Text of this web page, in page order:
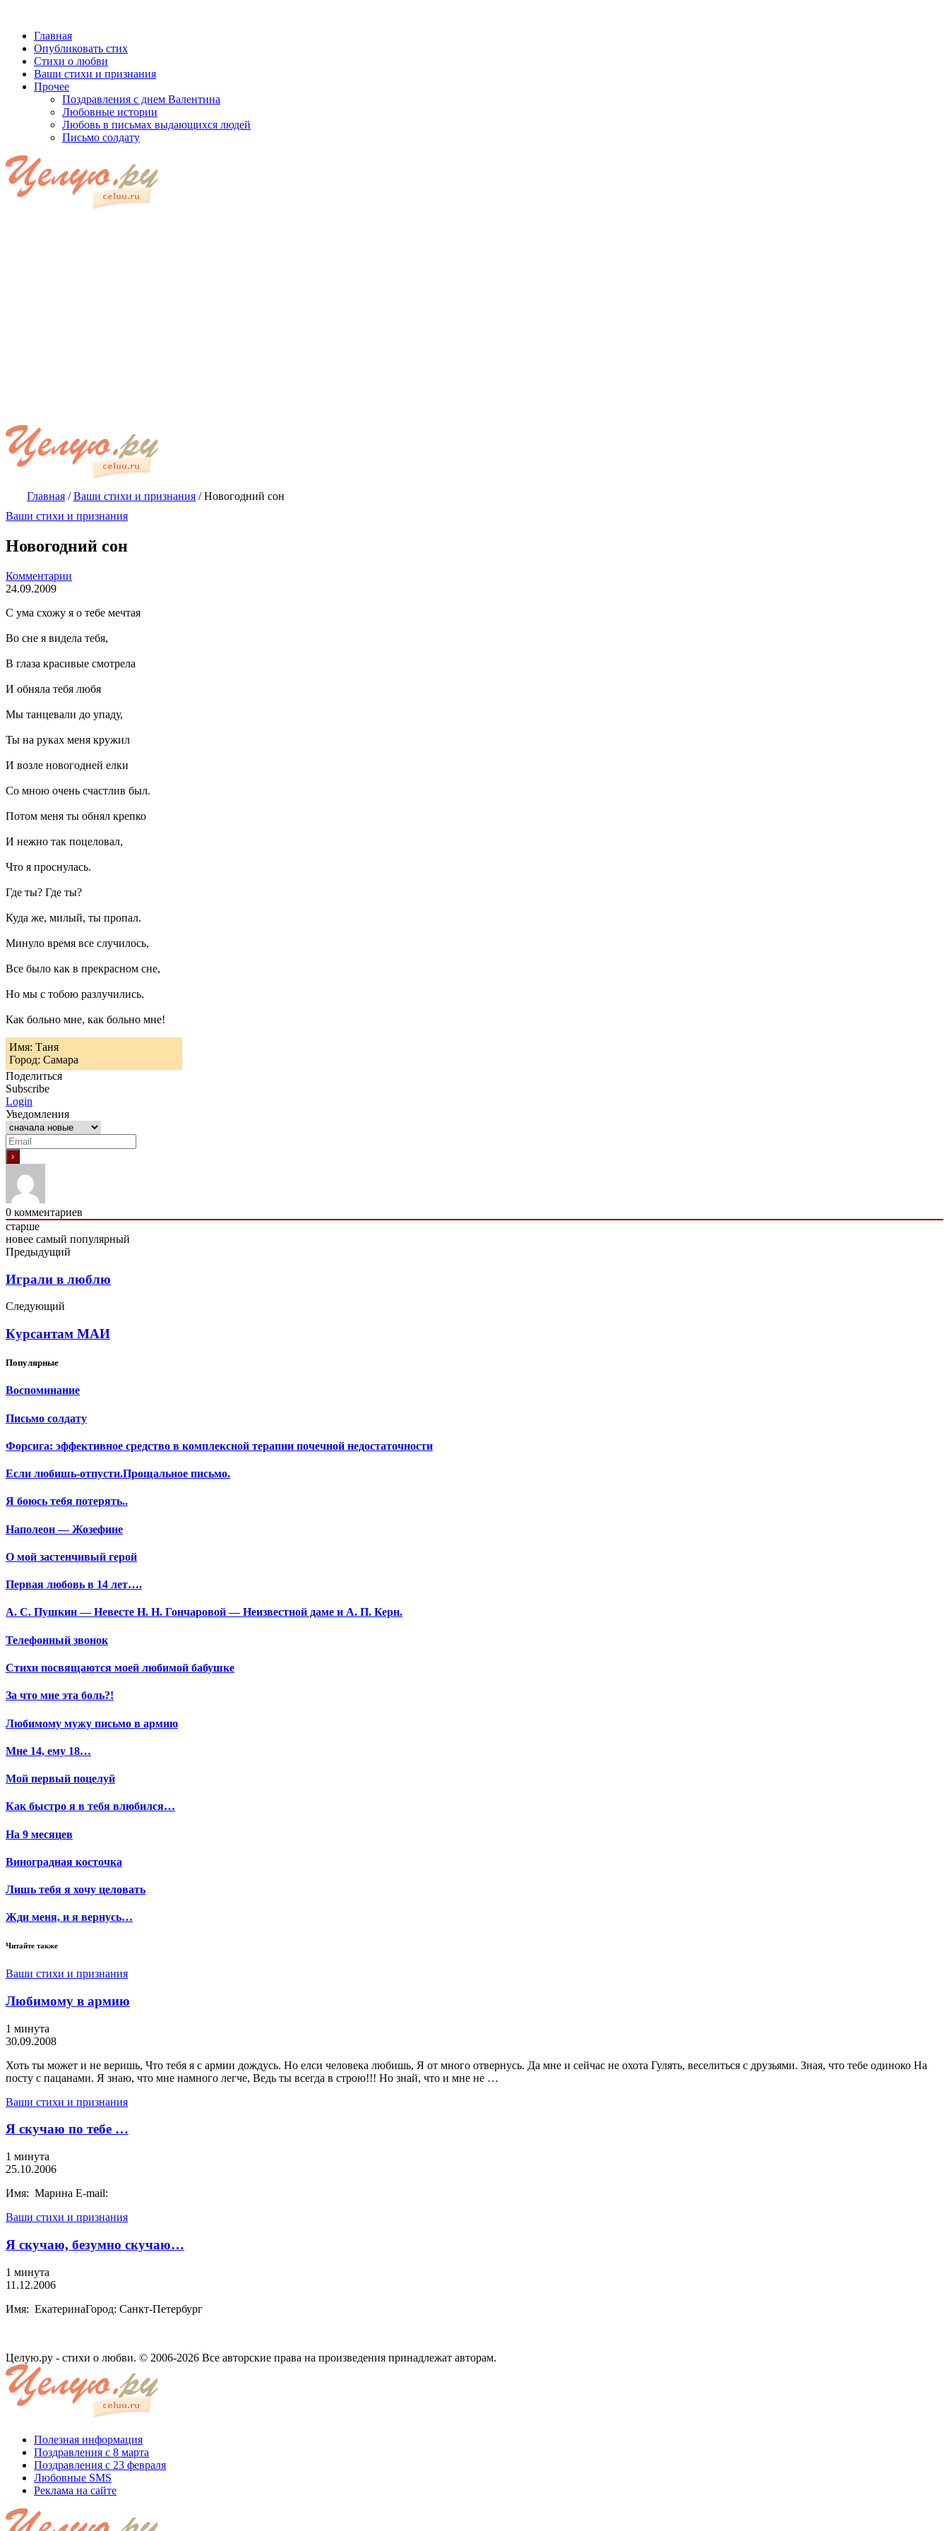
Главная
Опубликовать стих
Стихи о любви
Ваши стихи и признания
Прочее
Поздравления с днем Валентина
Любовные истории
Любовь в письмах выдающихся людей
Письмо солдату
Главная /Ваши стихи и признания /Новогодний сон
Ваши стихи и признания
Новогодний сон
Комментарии
24.09.2009
С ума схожу я о тебе мечтая
Во сне я видела тебя,
В глаза красивые смотрела
И обняла тебя любя
Мы танцевали до упаду,
Ты на руках меня кружил
И возле новогодней елки
Со мною очень счастлив был.
Потом меня ты обнял крепко
И нежно так поцеловал,
Что я проснулась.
Где ты? Где ты?
Куда же, милый, ты пропал.
Минуло время все случилось,
Все было как в прекрасном сне,
Но мы с тобою разлучились.
Как больно мне, как больно мне!
Имя: Таня
Город: Самара
Поделиться
Subscribe
Login
Уведомления
0 комментариев
старше
новее самый популярный
Предыдущий
Играли в люблю
Следующий
Курсантам МАИ
Популярные
Воспоминание
Письмо солдату
Форсига: эффективное средство в комплексной терапии почечной недостаточности
Если любишь-отпусти.Прощальное письмо.
Я боюсь тебя потерять..
Наполеон — Жозефине
О мой застенчивый герой
Первая любовь в 14 лет….
А. С. Пушкин — Невесте Н. Н. Гончаровой — Неизвестной даме и А. П. Керн.
Телефонный звонок
Стихи посвящаются моей любимой бабушке
За что мне эта боль?!
Любимому мужу письмо в армию
Мне 14, ему 18…
Мой первый поцелуй
Как быстро я в тебя влюбился…
На 9 месяцев
Виноградная косточка
Лишь тебя я хочу целовать
Жди меня, и я вернусь…
Читайте также
Ваши стихи и признания
Любимому в армию
1 минута
30.09.2008
Хоть ты может и не веришь, Что тебя я с армии дождусь. Но елси человека любишь, Я от много отвернусь. Да мне и сейчас не охота Гулять, веселиться с друзьями. Зная, что тебе одиноко На
посту с пацанами. Я знаю, что мне намного легче, Ведь ты всегда в строю!!! Но знай, что и мне не …
Ваши стихи и признания
Я скучаю по тебе …
1 минута
25.10.2006
Имя: Марина E-mail:
Ваши стихи и признания
Я скучаю, безумно скучаю…
1 минута
11.12.2006
Имя: ЕкатеринаГород: Санкт-Петербург
Целую.ру - стихи о любви. © 2006-2026 Все авторские права на произведения принадлежат авторам.
Полезная информация
Поздравления с 8 марта
Поздравления с 23 февраля
Любовные SMS
Реклама на сайте